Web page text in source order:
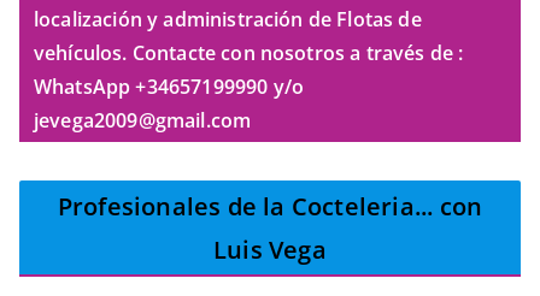
localización y administración de Flotas de
vehículos. Contacte con nosotros a través de :
WhatsApp +34657199990 y/o
jevega2009@gmail.com
Profesionales de la Cocteleria... con
Luis Vega